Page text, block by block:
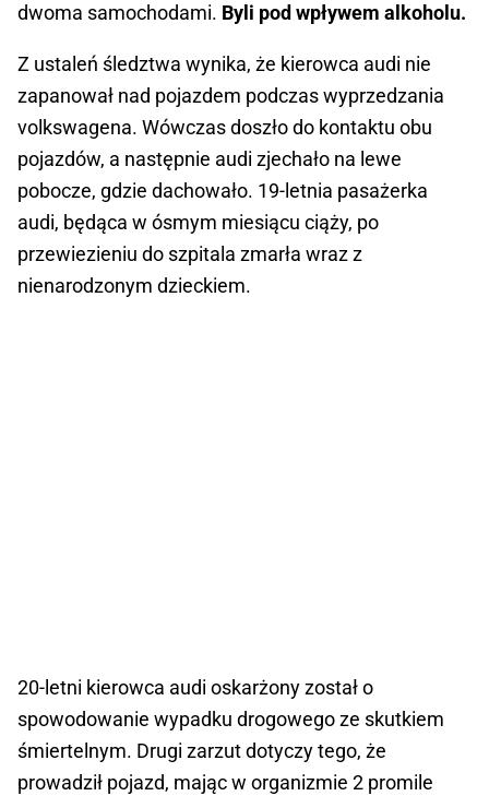
dwoma samochodami. Byli pod wpływem alkoholu.
Z ustaleń śledztwa wynika, że kierowca audi nie
zapanował nad pojazdem podczas wyprzedzania
volkswagena. Wówczas doszło do kontaktu obu
pojazdów, a następnie audi zjechało na lewe
pobocze, gdzie dachowało. 19-letnia pasażerka
audi, będąca w ósmym miesiącu ciąży, po
przewiezieniu do szpitala zmarła wraz z
nienarodzonym dzieckiem.
20-letni kierowca audi oskarżony został o
spowodowanie wypadku drogowego ze skutkiem
śmiertelnym. Drugi zarzut dotyczy tego, że
prowadził pojazd, mając w organizmie 2 promile